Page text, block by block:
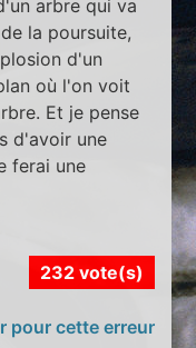
arbre qui va
la poursuite,
d'un
où l'on voit
Et je pense
d'avoir une
ferai une
232 vote(s)
pour cette erreur